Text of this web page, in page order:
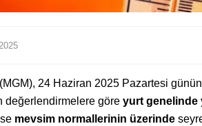
24 Haziran 2025 Pazartesi
değerlendirmelere göre yurt genelinde
mevsim normallerinin üzerinde